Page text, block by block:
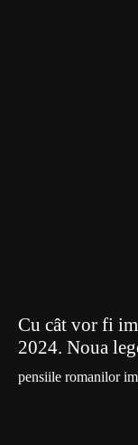
Cu cât vor fi
2024. Noua
pensiile romanilor